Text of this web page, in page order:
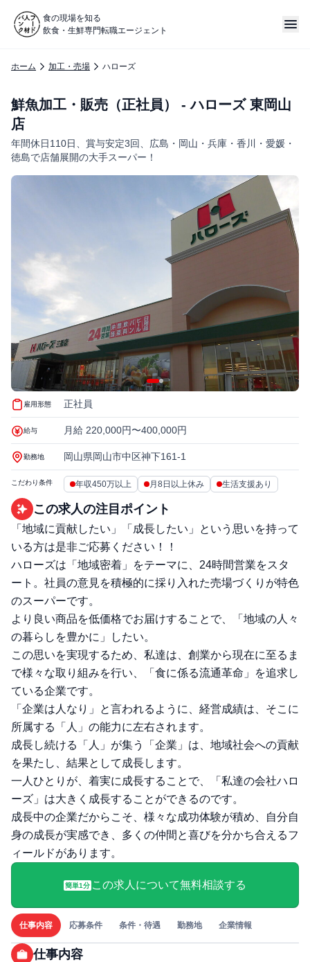
食の現場を知る
飲食・生鮮専門転職エージェント
ホーム 加工・売場 ハローズ
鮮魚加工・販売（正社員） - ハローズ 東岡山
店
年間休日110日、賞与安定3回、広島・岡山・兵庫・香川・愛媛・
徳島で店舗展開の大手スーパー！
雇用形態 正社員
給与 月給 220,000円〜400,000円
勤務地 岡山県岡山市中区神下161-1
こだわり条件 年収450万以上 月8日以上休み 生活支援あり
この求人の注目ポイント
「地域に貢献したい」「成長したい」という思いを持って
いる方は是非ご応募ください！！
ハローズは「地域密着」をテーマに、24時間営業をスタ
ート。社員の意見を積極的に採り入れた売場づくりが特色
のスーパーです。
より良い商品を低価格でお届けすることで、「地域の人々
の暮らしを豊かに」したい。
この思いを実現するため、私達は、創業から現在に至るま
で様々な取り組みを行い、「食に係る流通革命」を追求し
ている企業です。
「企業は人なり」と言われるように、経営成績は、そこに
所属する「人」の能力に左右されます。
成長し続ける「人」が集う「企業」は、地域社会への貢献
を果たし、結果として成長します。
一人ひとりが、着実に成長することで、「私達の会社ハロ
ーズ」は大きく成長することができるのです。
成長中の企業だからこそ、様々な成功体験が積め、自分自
身の成長が実感でき、多くの仲間と喜びを分かち合えるフ
ィールドがあります。
簡単1分 この求人について無料相談する
仕事内容 応募条件 条件・待遇 勤務地 企業情報
仕事内容